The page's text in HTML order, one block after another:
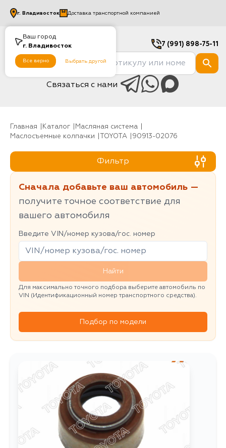
Ваш город
г. Владивосток
Все верно Выбрать другой
г. Владивосток Доставка транспортной компанией
7 (991) 898-75-11
Связаться с нами
Главная Каталог
Масляная система
Маслосъемные колпачки
TOYOTA 90913-02076
Фильтр
Сначала добавьте ваш автомобиль —
получите точное соответствие для
вашего автомобиля
Введите VIN/номер кузова/гос. номер
Найти
Для максимально точного подбора выберите автомобиль по
VIN (Идентификационный номер транспортного средства).
Подбор по модели